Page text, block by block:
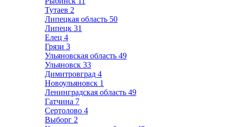
Тутаев 2
Липецкая область 50
Липецк 31
Елец 4
Грязи 3
Ульяновская область 49
Ульяновск 33
Димитровград 4
Новоульяновск 1
Ленинградская область 49
Гатчина 7
Сертолово 4
Выборг 2